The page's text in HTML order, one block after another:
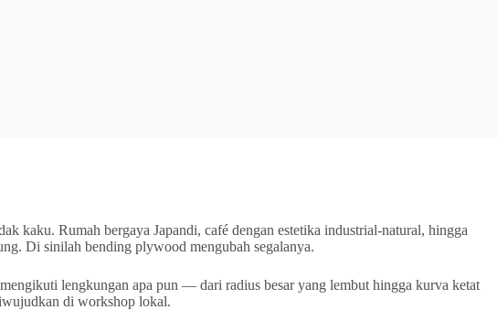
kaku. Rumah bergaya Japandi, café dengan estetika industrial-natural, hingga
Di sinilah bending plywood mengubah segalanya.
lengkungan apa pun — dari radius besar yang lembut hingga kurva ketat
di workshop lokal.